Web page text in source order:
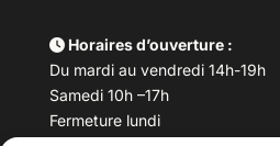
Horaires d’ouverture :
Du mardi au vendredi 14h-19h
Samedi 10h –17h
Fermeture lundi